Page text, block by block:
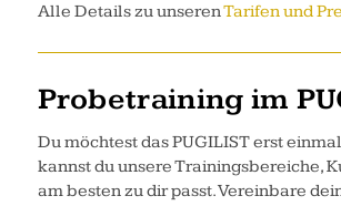
Alle Details zu unserenTarifen und
Probetraining im
Du möchtest das PUGILIST erst
kannst du unsere Trainingsbereiche,
am besten zu dir passt. Vereinbare